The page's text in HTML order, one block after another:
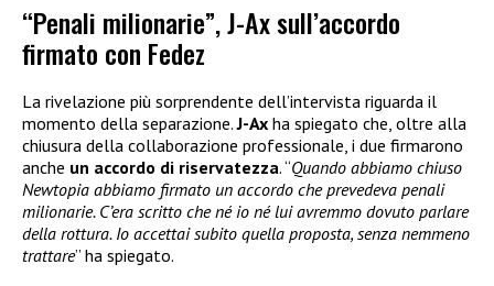
“Penali milionarie”, J-Ax sull’accordo
firmato con Fedez
La rivelazione più sorprendente dell’intervista riguarda il
momento della separazione.J-Ax ha spiegato che, oltre alla
chiusura della collaborazione professionale, i due firmarono
anche un accordo di riservatezza. “Quando abbiamo chiuso
Newtopia abbiamo firmato un accordo che prevedeva penali
milionarie. C’era scritto che né io né lui avremmo dovuto parlare
della rottura. Io accettai subito quella proposta, senza nemmeno
trattare” ha spiegato.